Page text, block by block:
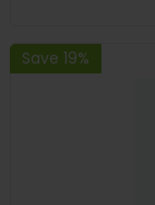
Save 19%